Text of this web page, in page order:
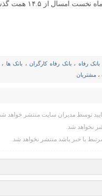
درصدی نسبت به مدت مشابه سال گذشته
بانک رفاه ، بانک رفاه کارگران، بانک ها ،
، مشتریان
توسط مدیران سایت منتشر خواهد
نخواهد شد.
با خبر باشد منتشر نخواهد شد.